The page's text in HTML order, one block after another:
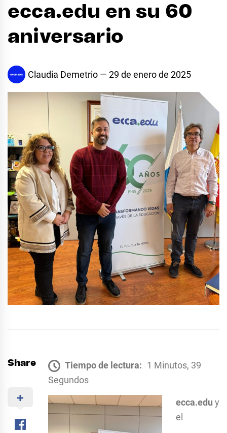
ecca.edu en su 60
aniversario
Claudia Demetrio 29 de enero de 2025
Share Tiempo de lectura: 1 Minutos, 39
Segundos
ecca.edu y
el